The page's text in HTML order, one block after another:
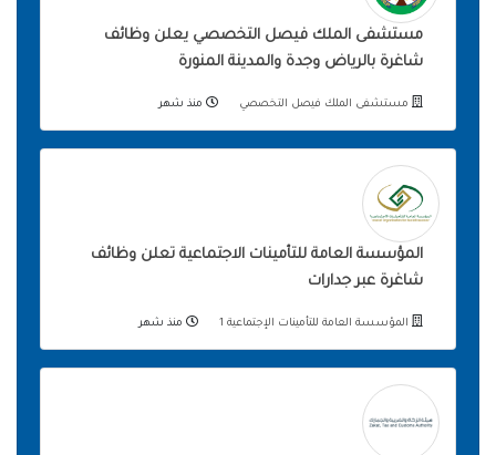
مستشفى الملك فيصل التخصصي يعلن وظائف
شاغرة بالرياض وجدة والمدينة المنورة
مستشفى الملك فيصل التخصصي منذ شهر
المؤسسة العامة للتأمينات الاجتماعية تعلن وظائف
شاغرة عبر جدارات
المؤسسة العامة للتأمينات الإجتماعية 1 منذ شهر